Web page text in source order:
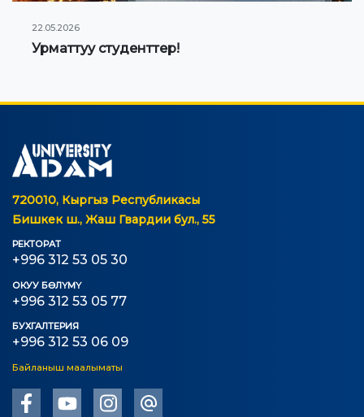
22.05.2026
Урматтуу студенттер!
720010, Кыргыз Республикасы
Бишкек ш., Жаш Гвардии бул., 55
РЕКТОРАТ
+996 312 53 05 30
ОКУУ БӨЛҮМҮ
+996 312 53 05 77
БУХГАЛТЕРИЯ
+996 312 53 06 09
Байланыш маалыматы